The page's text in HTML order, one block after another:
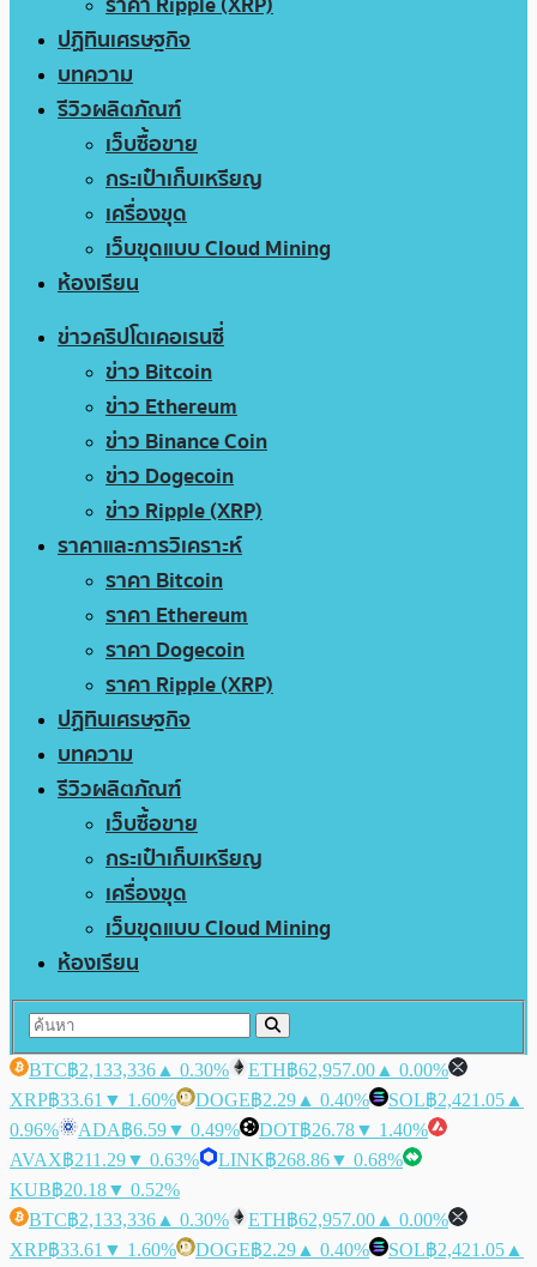
ปฏิทินเศรษฐกิจ
บทความ
รีวิวผลิตภัณฑ์
เว็บซื้อขาย
กระเป๋าเก็บเหรียญ
เครื่องขุด
เว็บขุดแบบ Cloud Mining
ห้องเรียน
ข่าวคริปโตเคอเรนซี่
ข่าว Bitcoin
ข่าว Ethereum
ข่าว Binance Coin
ข่าว Dogecoin
ข่าว Ripple (XRP)
ราคาและการวิเคราะห์
ราคา Bitcoin
ราคา Ethereum
ราคา Dogecoin
ราคา Ripple (XRP)
ปฏิทินเศรษฐกิจ
บทความ
รีวิวผลิตภัณฑ์
เว็บซื้อขาย
กระเป๋าเก็บเหรียญ
เครื่องขุด
เว็บขุดแบบ Cloud Mining
ห้องเรียน
BTC฿2,133,336 ▲ 0.30% ETH฿62,957.00 ▲ 0.00%
XRP฿33.61 ▼ 1.60% DOGE฿2.29 ▲ 0.40% SOL฿2,421.05 ▲
0.96%
ADA฿6.59▼ 0.49% DOT฿26.78▼ 1.40%
AVAX฿211.29▼ 0.63% LINK฿268.86▼ 0.68%
KUB฿20.18▼ 0.52%
BTC฿2,133,336 ▲ 0.30% ETH฿62,957.00 ▲ 0.00%
XRP฿33.61 ▼ 1.60% DOGE฿2.29 ▲ 0.40% SOL฿2,421.05 ▲